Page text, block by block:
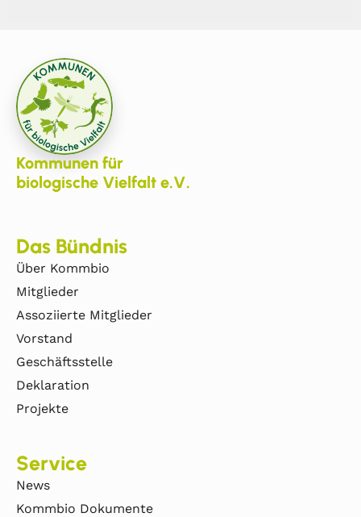
Kommunen für
biologische Vielfalt e.V.
Das Bündnis
Über Kommbio
Mitglieder
Assoziierte Mitglieder
Vorstand
Geschäftsstelle
Deklaration
Projekte
Service
News
Kommbio Dokumente